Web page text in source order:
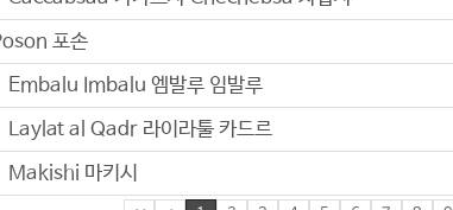
포손
Embalu Imbalu 엠발루 임발루
Laylat al Qadr 라이라툴 카드르
Makishi 마키시